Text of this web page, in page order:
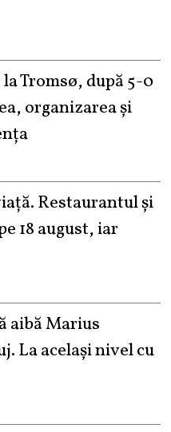
Tromsø, după 5-0
organizarea și
Restaurantul și
18 august, iar
aibă Marius
La același nivel cu